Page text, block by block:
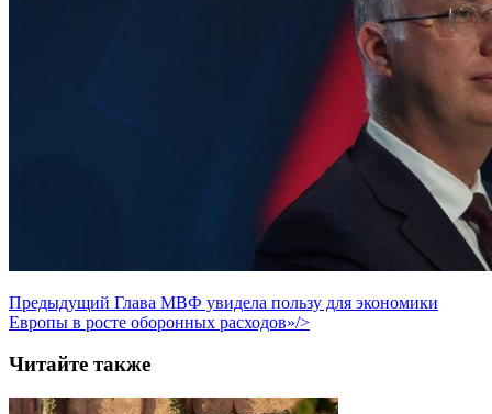
Предыдущий Глава МВФ увидела пользу для экономики
Европы в росте оборонных расходов»/>
Читайте также